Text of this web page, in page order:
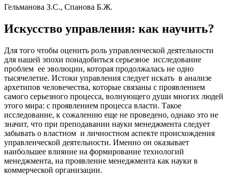
Гельманова З.С., Спанова Б.Ж.
Искусство управления: как научить?
Для того чтобы оценить роль управленческой деятельности
для нашей эпохи понадобиться серьезное исследование
проблем ее эволюции, которая продолжалась не одно
тысячелетие. Истоки управления следует искать в анализе
архетипов человечества, которые связаны с проявлением
самого серьезного процесса, волнующего души многих людей
этого мира: с проявлением процесса власти. Такое
исследование, к сожалению еще не проведено, однако это не
значит, что при преподавании науки менеджмента следует
забывать о властном и личностном аспекте происхождения
управленческой деятельности. Именно он оказывает
наибольшее влияние на формирование технологий
менеджмента, на проявление менеджмента как науки в
коммерческой организации.